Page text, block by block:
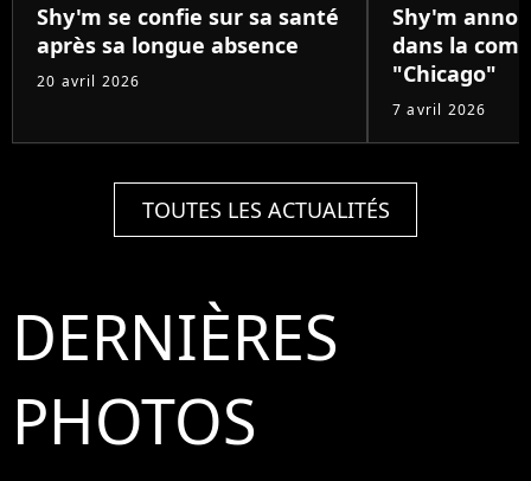
Shy'm se confie sur sa santé
après sa longue absence
20 avril 2026
Shy'm
dans la
"Chicago"
7 avril 2026
TOUTES LES ACTUALITÉS
DERNIÈRES
PHOTOS